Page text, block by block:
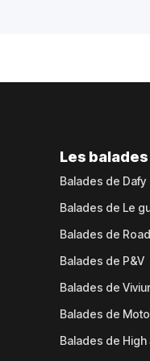
Les
Balades de Dafy
Balades de Le
Balades de
Balades de P&V
Balades de
Balades de
Balades de High